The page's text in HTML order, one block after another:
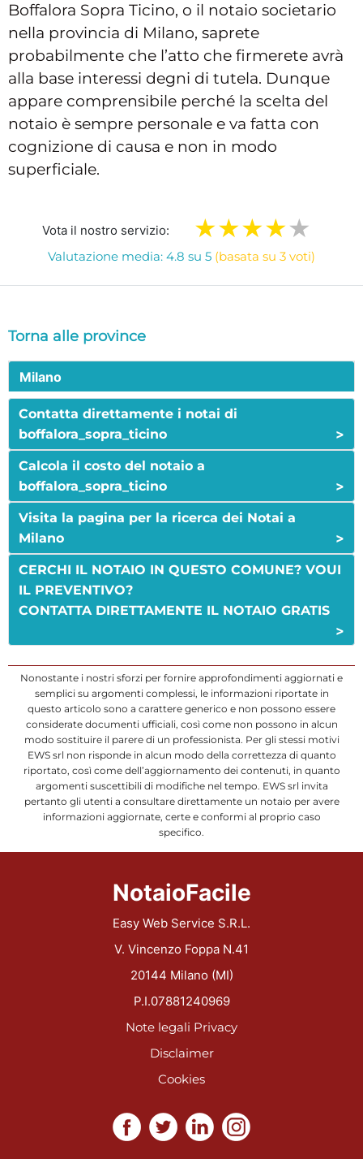
Boffalora Sopra Ticino, o il notaio societario
nella provincia di Milano, saprete
probabilmente che l’atto che firmerete avrà
alla base interessi degni di tutela. Dunque
appare comprensibile perché la scelta del
notaio è sempre personale e va fatta con
cognizione di causa e non in modo
superficiale.
Vota il nostro servizio:
Valutazione media: 4.8 su 5 (basata su 3 voti)
Torna alle province
Milano
Contatta direttamente i notai di
boffalora_sopra_ticino
>
Calcola il costo del notaio a
boffalora_sopra_ticino
>
Visita la pagina per la ricerca dei Notai a
Milano
>
CERCHI IL NOTAIO IN QUESTO COMUNE? VOUI
IL PREVENTIVO?
CONTATTA DIRETTAMENTE IL NOTAIO GRATIS
>
Nonostante i nostri sforzi per fornire approfondimenti aggiornati e
semplici su argomenti complessi, le informazioni riportate in
questo articolo sono a carattere generico e non possono essere
considerate documenti ufficiali, così come non possono in alcun
modo sostituire il parere di un professionista. Per gli stessi motivi
EWS srl non risponde in alcun modo della correttezza di quanto
riportato, così come dell’aggiornamento dei contenuti, in quanto
argomenti suscettibili di modifiche nel tempo. EWS srl invita
pertanto gli utenti a consultare direttamente un notaio per avere
informazioni aggiornate, certe e conformi al proprio caso
specifico.
NotaioFacile
Easy Web Service S.R.L.
V. Vincenzo Foppa N.41
20144 Milano (MI)
P.I.07881240969
Note legali Privacy
Disclaimer
Cookies